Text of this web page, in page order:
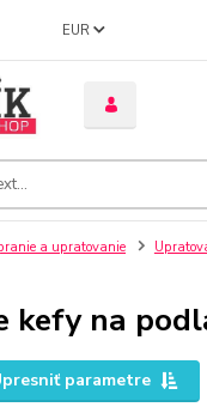
EUR
a upratovanie
kefy na
parametre